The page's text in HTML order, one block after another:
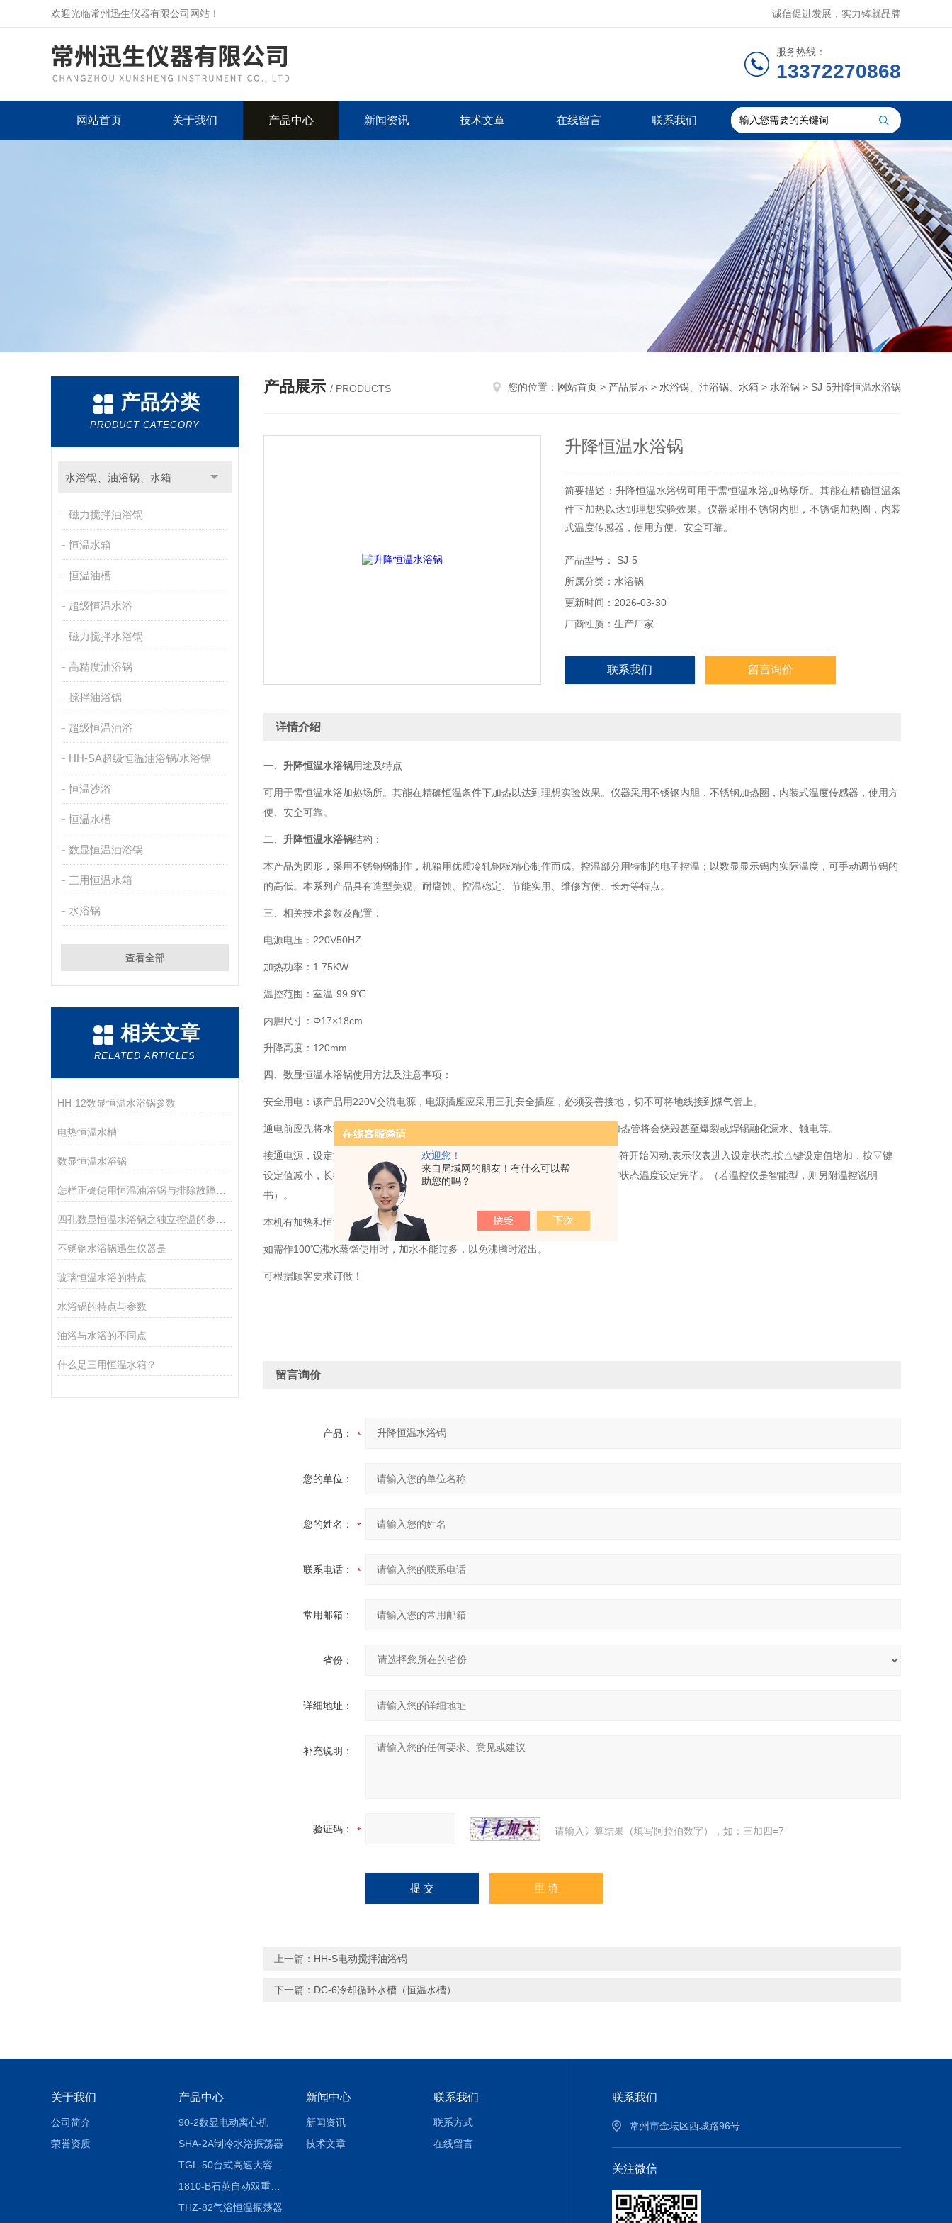
欢迎您！
来自局域网的朋友！有什么可以帮
助您的吗？
欢迎光临常州迅生仪器有限公司网站！ 诚信促进发展，实力铸就品牌
服务热线：
13372270868
网站首页 关于我们 产品中心 新闻资讯 技术文章 在线留言 联系我们
产品分类
PRODUCT CATEGORY
水浴锅、油浴锅、水箱
磁力搅拌油浴锅
恒温水箱
恒温油槽
超级恒温水浴
磁力搅拌水浴锅
高精度油浴锅
搅拌油浴锅
超级恒温油浴
HH-SA超级恒温油浴锅/水浴锅
恒温沙浴
恒温水槽
数显恒温油浴锅
三用恒温水箱
水浴锅
查看全部
相关文章
RELATED ARTICLES
HH-12数显恒温水浴锅参数
电热恒温水槽
数显恒温水浴锅
不锈钢水浴锅迅生仪器是
玻璃恒温水浴的特点
水浴锅的特点与参数
油浴与水浴的不同点
什么是三用恒温水箱？
产品展示 / PRODUCTS 您的位置： 网站首页 > 产品展示 > 水浴锅、油浴锅、水箱 > 水浴锅 > SJ-5升降恒温水浴锅
升降恒温水浴锅
简要描述：升降恒温水浴锅可用于需恒温水浴加热场所。其能在精确恒温条
件下加热以达到理想实验效果。仪器采用不锈钢内胆，不锈钢加热圈，内装
式温度传感器，使用方便、安全可靠。
产品型号： SJ-5
所属分类：水浴锅
更新时间：2026-03-30
厂商性质：生产厂家
联系我们 留言询价
详情介绍
一、 升降恒温水浴锅用途及特点
可用于需恒温水浴加热场所。其能在精确恒温条件下加热以达到理想实验效果。仪器采用不锈钢内胆，不锈钢加热圈，内装式温度传感器，使用方
便、安全可靠。
二、 升降恒温水浴锅结构：
本产品为圆形，采用不锈钢锅制作，机箱用优质冷轧钢板精心制作而成。控温部分用特制的电子控温；以数显显示锅内实际温度，可手动调节锅的
的高低。本系列产品具有造型美观、耐腐蚀、控温稳定、节能实用、维修方便、长寿等特点。
三、相关技术参数及配置：
电源电压：220V50HZ
加热功率：1.75KW
温控范围：室温-99.9℃
内胆尺寸：Φ17×18cm
升降高度：120mm
四、数显恒温水浴锅使用方法及注意事项：
安全用电：该产品用220V交流电源，电源插座应采用三孔安全插座，必须妥善接地，切不可将地线接到煤气管上。
通电前应先将水注入锅内至隔板以上，使用过程中加热管绝不能露出水面，否则加热管将会烧毁甚至爆裂或焊锡融化漏水、触电等。
接通电源，设定温度：按SET键可设定或查看温度设定点。按一下SET键数码管字符开始闪动,表示仪表进入设定状态,按△键设定值增加，按▽键
设定值减小，长按△键或▽键数据会快速变动，再一次按SET键仪表回到正常工作状态温度设定完毕。（若温控仪是智能型，则另附温控说明
书）。
本机有加热和恒温二只指示灯表示工作状态，温度表头示值为锅内实际温度。
如需作100℃沸水蒸馏使用时，加水不能过多，以免沸腾时溢出。
可根据顾客要求订做！
留言询价
产品：
您的单位：
您的姓名：
联系电话：
常用邮箱：
省份：
详细地址：
补充说明：
验证码： 请输入计算结果（填写阿拉伯数字），如：三加四=7
上一篇： HH-S电动搅拌油浴锅
下一篇： DC-6冷却循环水槽（恒温水槽）
关于我们
公司简介
荣誉资质
产品中心
90-2数显电动离心机
SHA-2A制冷水浴振荡器
1810-B石英自动双重纯水蒸馏水器
THZ-82气浴恒温振荡器
新闻中心
新闻资讯
技术文章
联系我们
联系方式
在线留言
联系我们
常州市金坛区西城路96号
关注微信